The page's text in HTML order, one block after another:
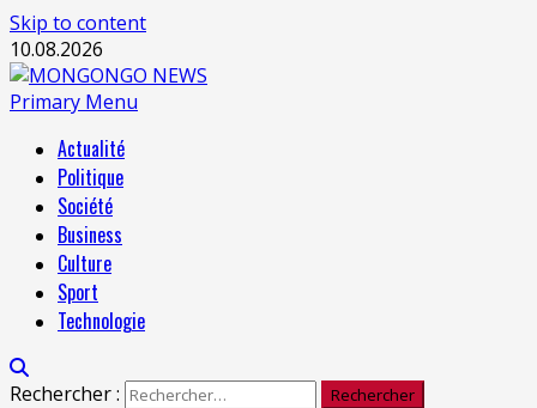
Skip to content
10.08.2026
Primary Menu
Actualité
Politique
Société
Business
Culture
Sport
Technologie
Rechercher :